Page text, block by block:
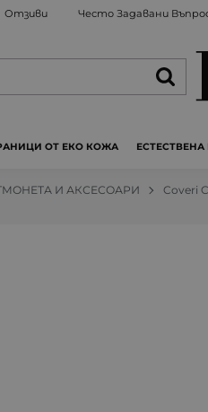
Отзиви Често Задавани
ОТ ЕКО КОЖА
И АКСЕСОАРИ Coveri